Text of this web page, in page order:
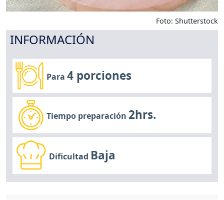
Foto: Shutterstock
INFORMACIÓN
Para4 porciones
Tiempo preparación 2hrs.
Dificultad Baja